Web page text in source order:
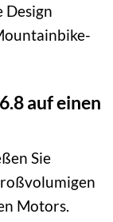
Design
auf einen
Sie
Motors.